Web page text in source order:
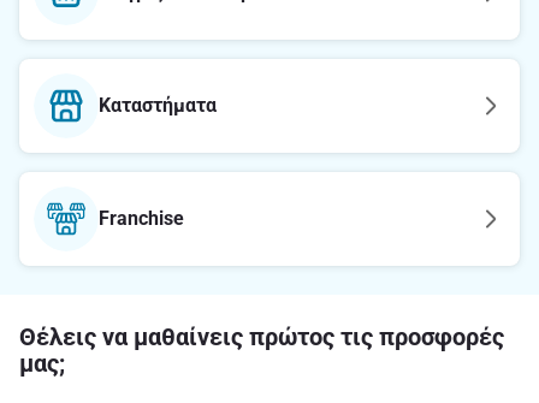
Καταστήματα
Franchise
Θέλεις να μαθαίνεις πρώτος τις προσφορές
μας;